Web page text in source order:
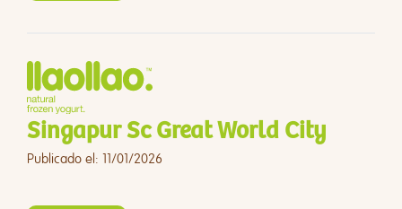
Singapur Sc Great World City
Publicado el: 11/01/2026